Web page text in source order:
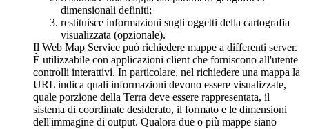
dimensionali definiti;
restituisce informazioni sugli oggetti della cartografia
visualizzata (opzionale).
Il Web Map Service può richiedere mappe a differenti server.
È utilizzabile con applicazioni client che forniscono all'utente
controlli interattivi. In particolare, nel richiedere una mappa la
URL indica quali informazioni devono essere visualizzate,
quale porzione della Terra deve essere rappresentata, il
sistema di coordinate desiderato, il formato e le dimensioni
dell'immagine di output. Qualora due o più mappe siano